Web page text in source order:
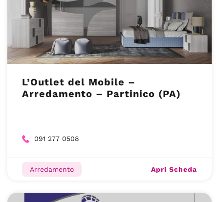
L’Outlet del Mobile –
Arredamento – Partinico (PA)
091 277 0508
Arredamento Apri Scheda